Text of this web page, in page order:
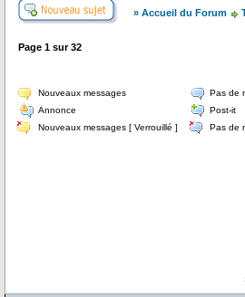
» Accueil du Forum
Page 1 sur32
Nouveaux messages
Pas de
Annonce
Post-it
Nouveaux messages [ Verrouillé ]
Pas de